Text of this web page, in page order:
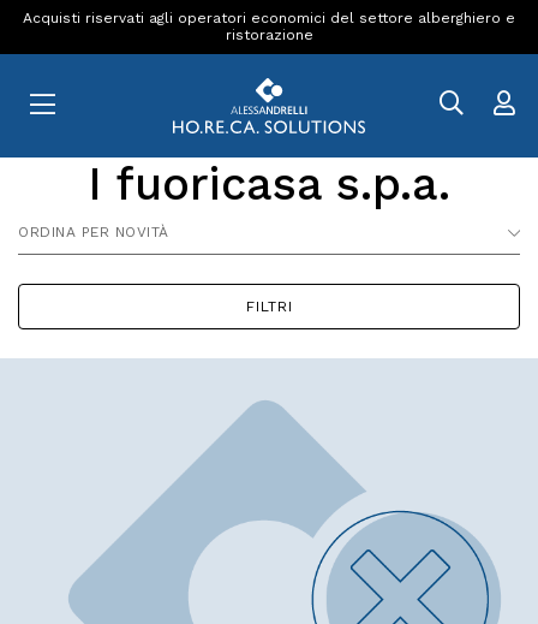
Acquisti riservati agli operatori economici del settore alberghiero e
ristorazione
I fuoricasa s.p.a.
ORDINA PER NOVITÀ
FILTRI